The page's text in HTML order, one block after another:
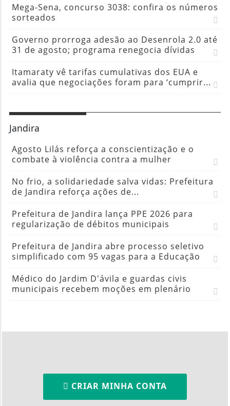
Mega-Sena, concurso 3038: confira os números
sorteados
Governo prorroga adesão ao Desenrola 2.0 até
31 de agosto; programa renegocia dívidas
Itamaraty vê tarifas cumulativas dos EUA e
avalia que negociações foram para ‘cumprir...
Jandira
Agosto Lilás reforça a conscientização e o
combate à violência contra a mulher
No frio, a solidariedade salva vidas: Prefeitura
de Jandira reforça ações de...
Prefeitura de Jandira lança PPE 2026 para
regularização de débitos municipais
Prefeitura de Jandira abre processo seletivo
simplificado com 95 vagas para a Educação
Médico do Jardim D'ávila e guardas civis
municipais recebem moções em plenário
CRIAR MINHA CONTA